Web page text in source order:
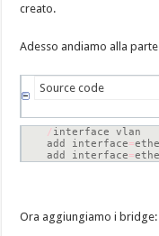
creato.
Adesso andiamo alla
Source code
/ interface vlan
add interface=
add interface=
Ora aggiungiamo i bridge: